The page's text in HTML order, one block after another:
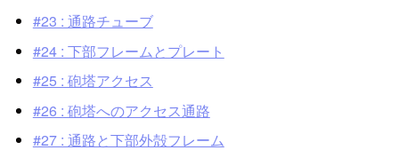
#23 : 通路チューブ
#24 : 下部フレームとプレート
#25 : 砲塔アクセス
#26 : 砲塔へのアクセス通路
#27 : 通路と下部外殻フレーム